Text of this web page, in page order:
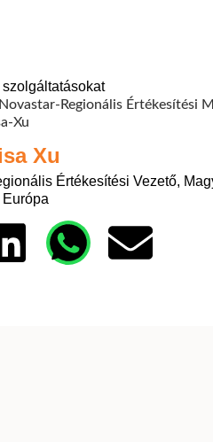
Xu
Értékesítési Vezető,
Európa